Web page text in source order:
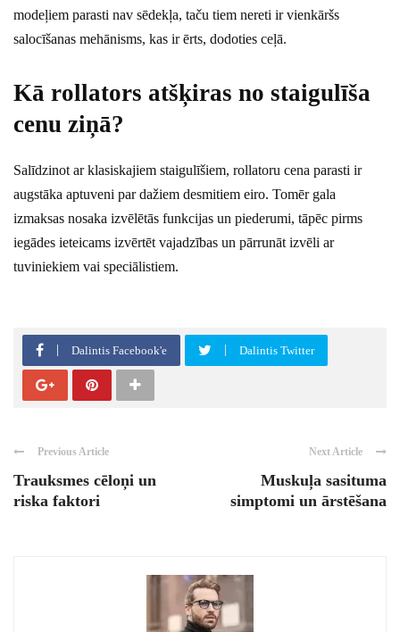
modeļiem parasti nav sēdekļa, taču tiem nereti ir vienkāršs
salocīšanas mehānisms, kas ir ērts, dodoties ceļā.
Kā rollators atšķiras no staigulīša
cenu ziņā?
Salīdzinot ar klasiskajiem staigulīšiem, rollatoru cena parasti ir
augstāka aptuveni par dažiem desmitiem eiro. Tomēr gala
izmaksas nosaka izvēlētās funkcijas un piederumi, tāpēc pirms
iegādes ieteicams izvērtēt vajadzības un pārrunāt izvēli ar
tuviniekiem vai speciālistiem.
Dalintis Facebook'e Dalintis Twitter
Previous Article
Trauksmes cēloņi un
riska faktori
Next Article
Muskuļa sasituma
simptomi un ārstēšana